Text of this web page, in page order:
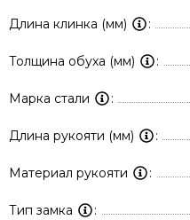
Длина клинка (мм)
Толщина обуха (мм)
Марка стали
Длина рукояти (мм)
Материал рукояти
Тип замка